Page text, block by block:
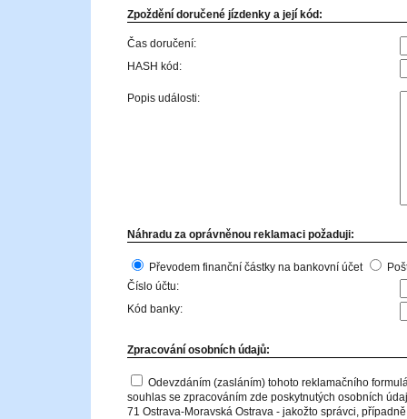
Zpoždění doručené jízdenky a její kód:
Čas doručení:
HASH kód:
Popis události:
Náhradu za oprávněnou reklamaci požaduji:
Převodem finanční částky na bankovní účet
Číslo účtu:
Kód banky:
Zpracování osobních údajů:
Odevzdáním (zasláním) tohoto reklamačního
souhlas se zpracováním zde poskytnutých osobních
71 Ostrava-Moravská Ostrava - jakožto správci,